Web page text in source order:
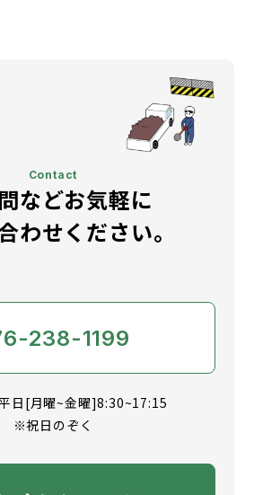
Contact
などお気軽に
わせください。
238-1199
日[月曜~金曜]8:30~17:15
※祝日のぞく